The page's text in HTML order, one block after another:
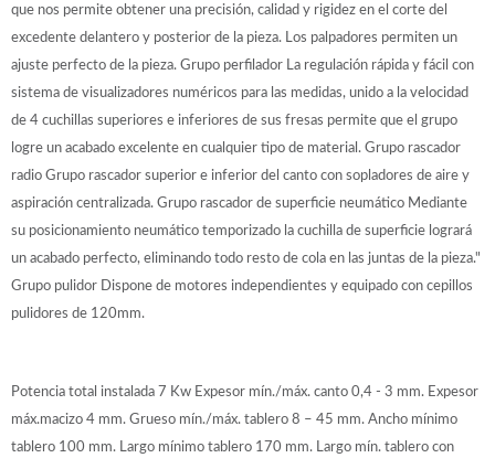
que nos permite obtener una precisión, calidad y rigidez en el corte del
excedente delantero y posterior de la pieza. Los palpadores permiten un
ajuste perfecto de la pieza. Grupo perfilador La regulación rápida y fácil con
sistema de visualizadores numéricos para las medidas, unido a la velocidad
de 4 cuchillas superiores e inferiores de sus fresas permite que el grupo
logre un acabado excelente en cualquier tipo de material. Grupo rascador
radio Grupo rascador superior e inferior del canto con sopladores de aire y
aspiración centralizada. Grupo rascador de superficie neumático Mediante
su posicionamiento neumático temporizado la cuchilla de superficie logrará
un acabado perfecto, eliminando todo resto de cola en las juntas de la pieza."
Grupo pulidor Dispone de motores independientes y equipado con cepillos
pulidores de 120mm.
Potencia total instalada 7 Kw Expesor mín./máx. canto 0,4 - 3 mm. Expesor
máx.macizo 4 mm. Grueso mín./máx. tablero 8 – 45 mm. Ancho mínimo
tablero 100 mm. Largo mínimo tablero 170 mm. Largo mín. tablero con